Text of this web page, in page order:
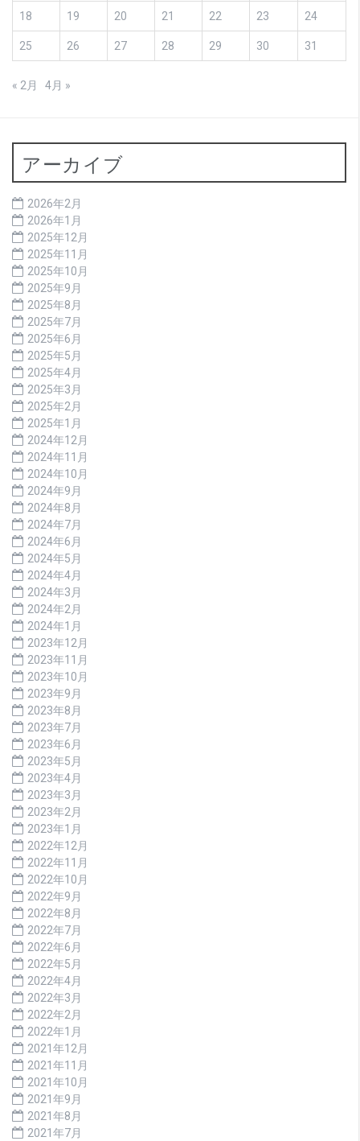
18 19 20 21 22 23 24
25 26 27 28 29 30 31
« 2月 4月 »
アーカイブ
2026年2月
2026年1月
2025年12月
2025年11月
2025年10月
2025年9月
2025年8月
2025年7月
2025年6月
2025年5月
2025年4月
2025年3月
2025年2月
2025年1月
2024年12月
2024年11月
2024年10月
2024年9月
2024年8月
2024年7月
2024年6月
2024年5月
2024年4月
2024年3月
2024年2月
2024年1月
2023年12月
2023年11月
2023年10月
2023年9月
2023年8月
2023年7月
2023年6月
2023年5月
2023年4月
2023年3月
2023年2月
2023年1月
2022年12月
2022年11月
2022年10月
2022年9月
2022年8月
2022年7月
2022年6月
2022年5月
2022年4月
2022年3月
2022年2月
2022年1月
2021年12月
2021年11月
2021年10月
2021年9月
2021年8月
2021年7月